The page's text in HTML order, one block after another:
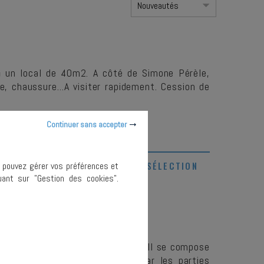
un local de 40m2. A côté de Simone Pérèle,
chaussure...A visiter rapidement. Cession de
AJOUTER À MA SÉLECTION
dans un quartier commerçant. Il se compose
de 30M2 avec deux entrées par les parties
Continuer sans accepter
gérer vos préférences et
sur "Gestion des cookies".